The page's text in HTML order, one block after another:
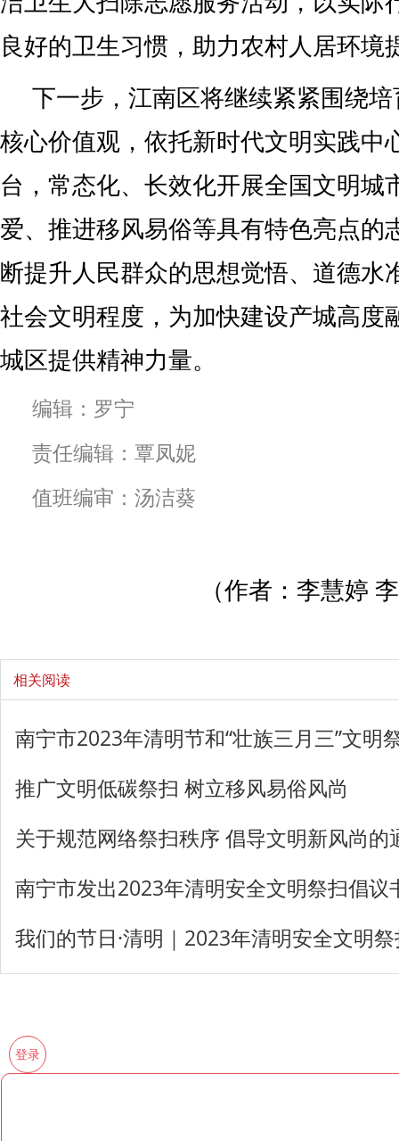
良好的卫生习惯，助力农村人居环境
下一步，江南区将继续紧紧围绕
核心价值观，依托新时代文明实践中
台，常态化、长效化开展全国文明城
爱、推进移风易俗等具有特色亮点的
断提升人民群众的思想觉悟、道德水
社会文明程度，为加快建设产城高度
城区提供精神力量。
编辑：罗宁
责任编辑：覃凤妮
值班编审：汤洁葵
（作者：李慧婷
相关阅读
南宁市2023年清明节和“壮族三月三”文明
推广文明低碳祭扫 树立移风易俗风尚
关于规范网络祭扫秩序 倡导文明新风尚的
南宁市发出2023年清明安全文明祭扫倡议
我们的节日·清明｜2023年清明安全文明
登录